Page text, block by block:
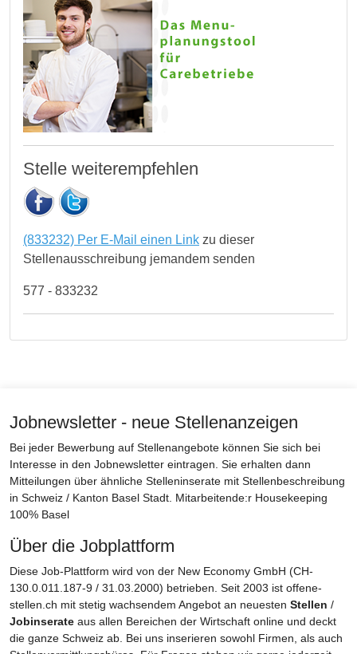
Stelle weiterempfehlen
(833232) Per E-Mail einen Link zu dieser
Stellenausschreibung jemandem senden
577 - 833232
Jobnewsletter - neue Stellenanzeigen
Bei jeder Bewerbung auf Stellenangebote können Sie sich bei
Interesse in den Jobnewsletter eintragen. Sie erhalten dann
Mitteilungen über ähnliche Stelleninserate mit Stellenbeschreibung
in Schweiz / Kanton Basel Stadt. Mitarbeitende:r Housekeeping
100% Basel
Über die Jobplattform
Diese Job-Plattform wird von der New Economy GmbH (CH-
130.0.011.187-9 / 31.03.2000) betrieben. Seit 2003 ist offene-
stellen.ch mit stetig wachsendem Angebot an neuesten Stellen /
Jobinserate aus allen Bereichen der Wirtschaft online und deckt
die ganze Schweiz ab. Bei uns inserieren sowohl Firmen, als auch